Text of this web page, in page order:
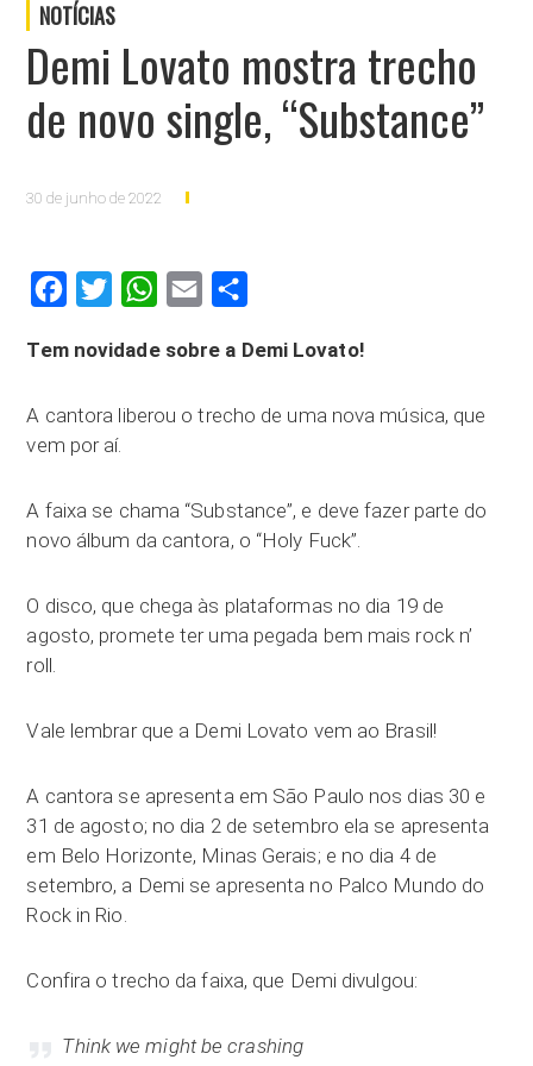
NOTÍCIAS
Demi Lovato mostra trecho
de novo single, “Substance”
30 de junho de 2022
FacebookTwitter WhatsApp
Email
Tem novidade sobre a Demi Lovato!
A cantora liberou o trecho de uma nova música, que
vem por aí.
A faixa se chama “Substance”, e deve fazer parte do
novo álbum da cantora, o “Holy Fuck”.
O disco, que chega às plataformas no dia 19 de
agosto, promete ter uma pegada bem mais rock n’
roll.
Vale lembrar que a Demi Lovato vem ao Brasil!
A cantora se apresenta em São Paulo nos dias 30 e
31 de agosto; no dia 2 de setembro ela se apresenta
em Belo Horizonte, Minas Gerais; e no dia 4 de
setembro, a Demi se apresenta no Palco Mundo do
Rock in Rio.
Confira o trecho da faixa, que Demi divulgou:
Think we might be crashing